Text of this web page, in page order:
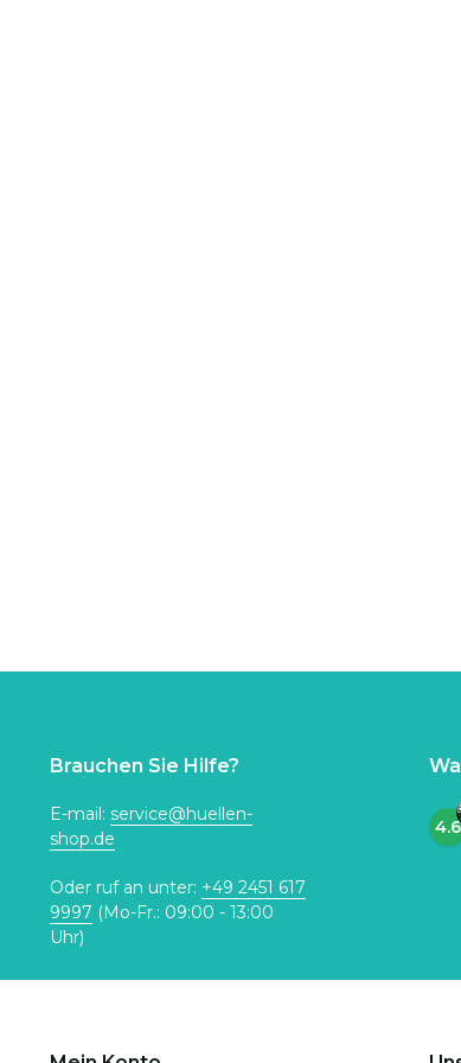
Brauchen Sie Hilfe?
E-mail: service@huellen-
shop.de
Oder ruf an unter: +49 2451 617
9997 (Mo-Fr.: 09:00 - 13:00
Uhr)
4.6